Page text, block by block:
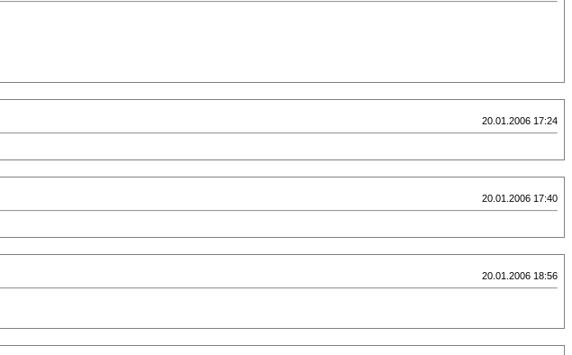
20.01.2006 17:24
20.01.2006 17:40
20.01.2006 18:56